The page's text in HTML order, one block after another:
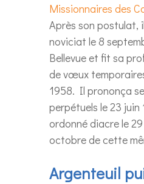
Missionnaires des
Après son postulat,
noviciat le 8
Bellevue et fit sa
de vœux
1958. Il prononça
perpétuels le 23 juin
ordonné diacre le
octobre de cette
Argenteuil